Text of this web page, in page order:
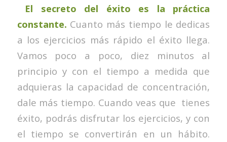
El secreto del éxito es la práctica
constante. Cuanto más tiempo le dedicas
a los ejercicios más rápido el éxito llega.
Vamos poco a poco, diez minutos al
principio y con el tiempo a medida que
adquieras la capacidad de concentración,
dale más tiempo. Cuando veas que tienes
éxito, podrás disfrutar los ejercicios, y con
el tiempo se convertirán en un hábito.